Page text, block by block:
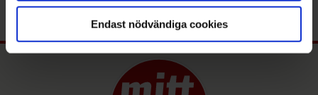
Endast nödvändiga cookies